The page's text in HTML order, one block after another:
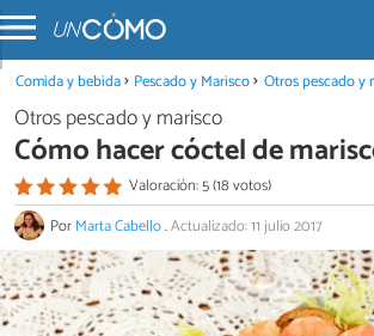
Comida y bebida Pescado y Marisco Otros pescado y
Otros pescado y marisco
Cómo hacer cóctel de
Valoración: 5 (18 votos)
PorMarta Cabello.Actualizado: 11 julio 2017